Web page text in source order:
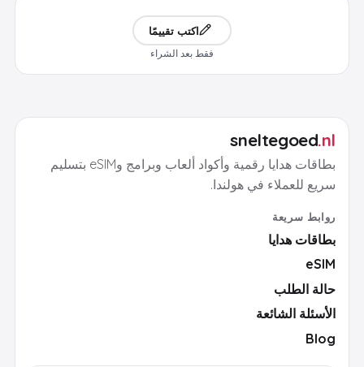
اكتب تقييمًا
فقط بعد الشراء
sneltegoed.nl
بطاقات هدايا رقمية وأكواد ألعاب وبرامج وeSIM بتسليم
سريع للعملاء في هولندا.
روابط سريعة
بطاقات هدايا
eSIM
حالة الطلب
الأسئلة الشائعة
Blog